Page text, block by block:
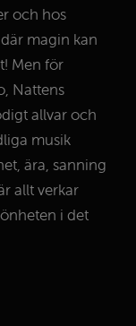
och hos
magin kan
Men för
Nattens
allvar och
musik
ära, sanning
allt verkar
i det